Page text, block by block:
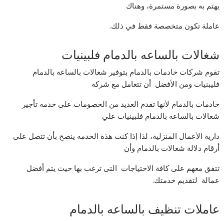
يهتم به بصورة مستمرة، وهناك
عاملة تكون متخصصة فقط في ذلك.
شغالات بالساعه بالدمام فلبينيات
تقوم شركات خادمات بالدمام بتوفير شغالات بالساعه بالدمام
فليبنيات ومن الأفضل أن تتعامل مع شركه
خادمات بالدمام لأنها تقدم العديد من الخصومات على خدمه تأجير
شغالات بالساعه بالدمام فلبينيات علي
دارية الأعمال المنزلية، لذا إذا كنت هذة الخدمه ينصح بأن تتصل على
أرقام دلالة شغالات بالدمام وأن
تتفق معهم على كافة الاحتياجات التى ترغب بها حيث يتم أفضل
عمالة لتقديم خدمتك.
عاملات تنظيف بالساعه بالدمام